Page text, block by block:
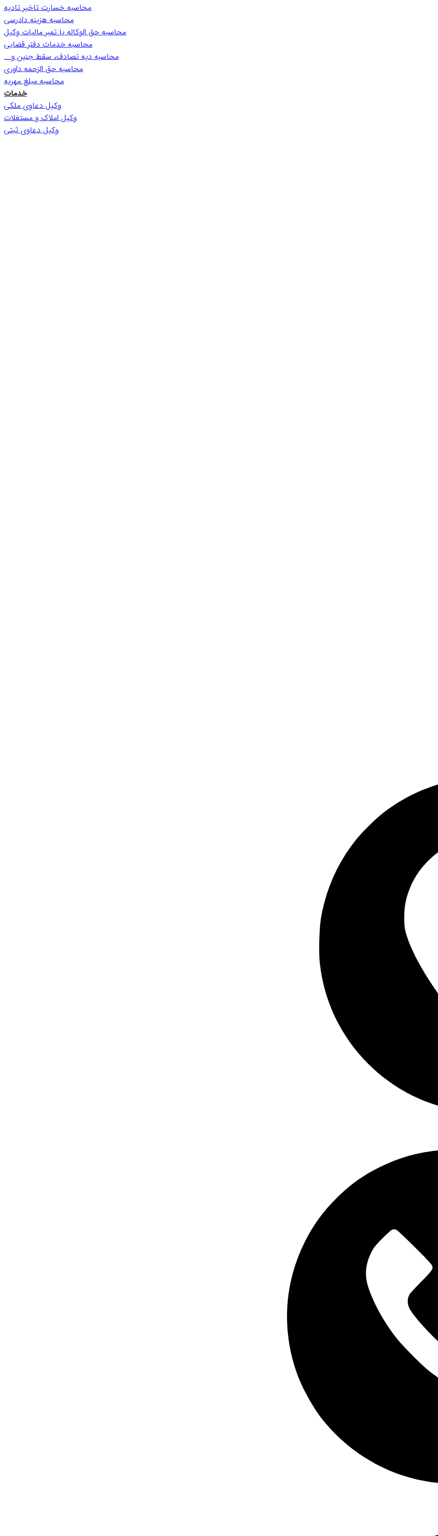
محاسبه خسارت تاخیر تادیه
محاسبه هزینه دادرسی
محاسبه حق الوکاله یا تمبر مالیات وکیل
محاسبه خدمات دفتر قضایی
محاسبه دیه تصادف، سقط جنین و …
محاسبه حق الزحمه داوری
محاسبه مبلغ مهریه
خدمات
وکیل دعاوی ملکی
وکیل املاک و مستغلات
وکیل دعاوی ثبتی